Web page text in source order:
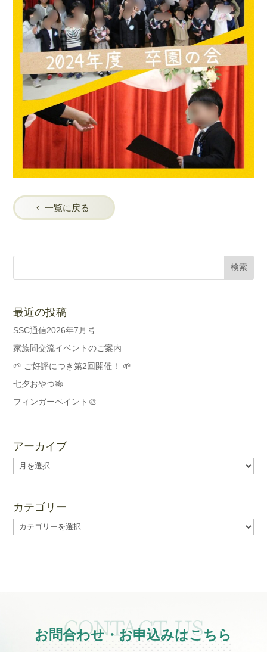
一覧に戻る
最近の投稿
SSC通信2026年7月号
家族間交流イベントのご案内
🌱 ご好評につき第2回開催！ 🌱
七夕おやつ🎋
フィンガーペイント🎨
アーカイブ
ア
ー
イ
ブ
カテゴリー
カ
テ
お問合わせ・お申込みはこちら